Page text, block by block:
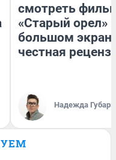
смотреть
«Старый орел»
большом
честная
Надежда Губарь